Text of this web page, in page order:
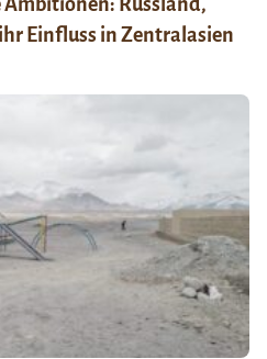
Russland,
Einfluss in Zentralasien